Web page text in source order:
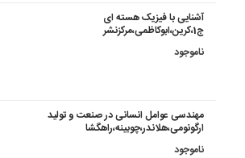
آشنایی با فیزیک هسته ای
ج1،کرین،ابوکاظمی،مرکزنشر
ناموجود
مهندسی عوامل انسانی در صنعت و تولید
ارگونومی،هلاندر،چوبینه،راهگشا
ناموجود